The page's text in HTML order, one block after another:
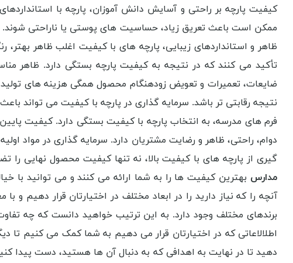
کیفیت پارچه بر راحتی و آسایش دانش آموزان، پارچه با
ممکن است باعث تعریق زیاد، حساسیت های پوستی یا ناراحتی
ظاهر و استانداردهای زیبایی، پارچه های با کیفیت اغلب ظاهر
تأکید می کنند که در نتیجه به کیفیت پارچه بستگی دارد. ظاهر
ضایعات، تعمیرات و تعویض زودهنگام محصول همگی هزینه های
نتیجه رقابتی تر باشد. سرمایه گذاری در پارچه با کیفیت می تواند
فرم های مدرسه، به انتخاب پارچه با کیفیت بستگی دارد. کیفیت
دوام، راحتی، ظاهر و رضایت مشتریان دارد. سرمایه گذاری در مواد
گیری از پارچه های با کیفیت بالا، نه تنها کیفیت محصول نهایی
مدارس بهترین کیفیت ها را به شما ارائه می کنند و می توانید با
آنچه را که نیاز دارید را در ابعاد مختلف در اختیارتان قرار دهیم و
برندهای مختلف وجود دارد. به این ترتیب خواهید دانست که چه
اطلالاعاتی که در اختیارتان قرار می دهیم به شما کمک می کنیم تا
دهید تا در نهایت به اهدافی که به دنبال آن ها هستید، دست پیدا